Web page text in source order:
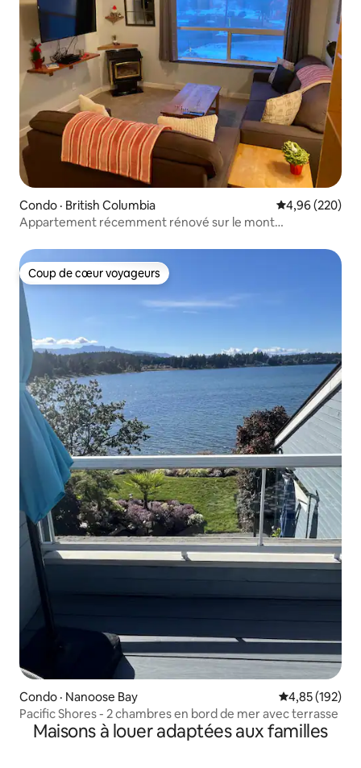
Condo · British Columbia Note
4,96 (220)
Appartement récemment rénové sur le mont
Coup de cœur voyageurs
Coup de cœur voyageurs
Condo · Nanoose Bay Note
4,85 (192)
Pacific Shores - 2 chambres en bord de mer avec terrasse
Maisons à louer adaptées aux familles